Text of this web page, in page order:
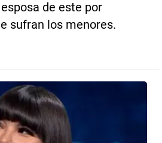
de este por
sufran los menores.